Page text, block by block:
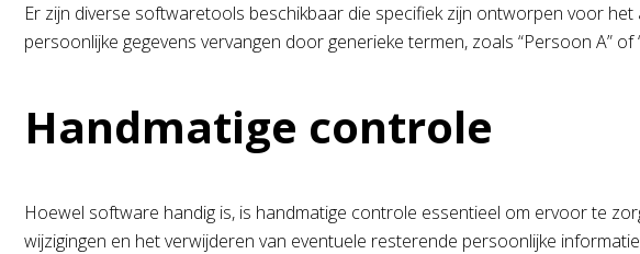
Er zijn diverse softwaretools beschikbaar die specifiek zijn ontworpen voor
persoonlijke gegevens vervangen door generieke termen, zoals “Persoon A”
Handmatige controle
Hoewel software handig is, is handmatige controle essentieel om ervoor te
wijzigingen en het verwijderen van eventuele resterende persoonlijke